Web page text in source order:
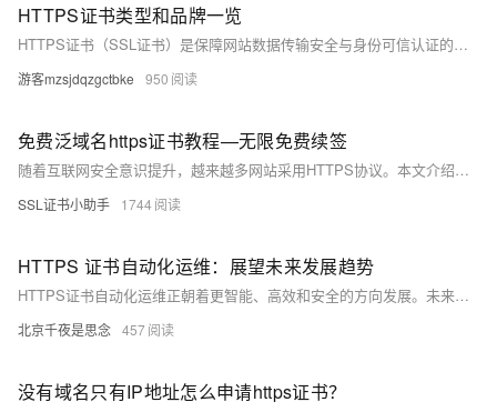
HTTPS证书类型和品牌一览
HTTPS证书（SSL证书）是保障网站数据传输安全与身份可信认证的重要工具，适用于电商、企业官网等各类平台。证书主要分为DV（域名验证）、OV（企业验证）、EV（扩展验证）三种安全级别，以及单域名、通配符、多域名等不同覆盖类型。品牌方面，既有高性价比的国产锐安信、CFCA，也有国际知名的Sectigo、Digicert。
游客mzsjdqzgctbke 950
免费泛域名https证书教程—无限免费续签
随着互联网安全意识提升，越来越多网站采用HTTPS协议。本文介绍如何通过JoySSL轻松获取并实现免费泛域名SSL证书的无限续签。JoySSL提供永久免费通配符SSL证书，支持无限制域名申请及自动续签，全中文界面适合国内用户。教程涵盖注册账号、选择证书类型、验证域名所有权、下载与安装证书以及设置自动续签等步骤，帮助网站简化SSL证书管理流程，确保长期安全性。
SSL证书小助手 1744
HTTPS 证书自动化运维：展望未来发展趋势
HTTPS证书自动化运维正朝着更智能、高效和安全的方向发展。未来系统将提升自动化程度，减少人工干预，实现自动签发、续订与部署；深度集成多云平台，提供无缝管理体验；增强高级安全功能如加密算法和威胁检测；优化用户界面，降低使用门槛；支持更多操作系统，确保跨平台一致性；引入AI/ML技术，预测需求并自动解决问题；加强标准化与互操作性，促进生态系统协作。同时，系统将持续扩展功能、优化性能、支持国际化，并注重用户反馈，为全球用户提供优质的证书管理服务。
北京千夜是思念 457
没有域名只有IP地址怎么申请https证书？